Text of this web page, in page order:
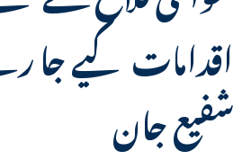
اقدامات کیے جا
شفیع جان